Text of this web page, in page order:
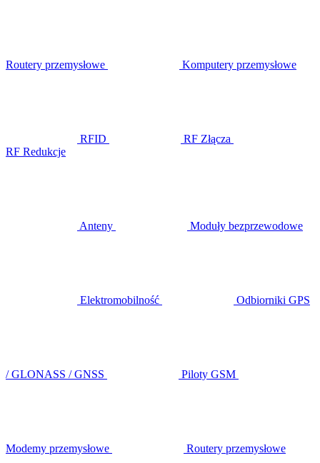
Routery przemysłowe Komputery przemysłowe
RFID
RF Złącza
RF Redukcje
Anteny Moduły bezprzewodowe
Elektromobilność Odbiorniki GPS
/ GLONASS / GNSS Piloty GSM
Modemy przemysłowe Routery przemysłowe